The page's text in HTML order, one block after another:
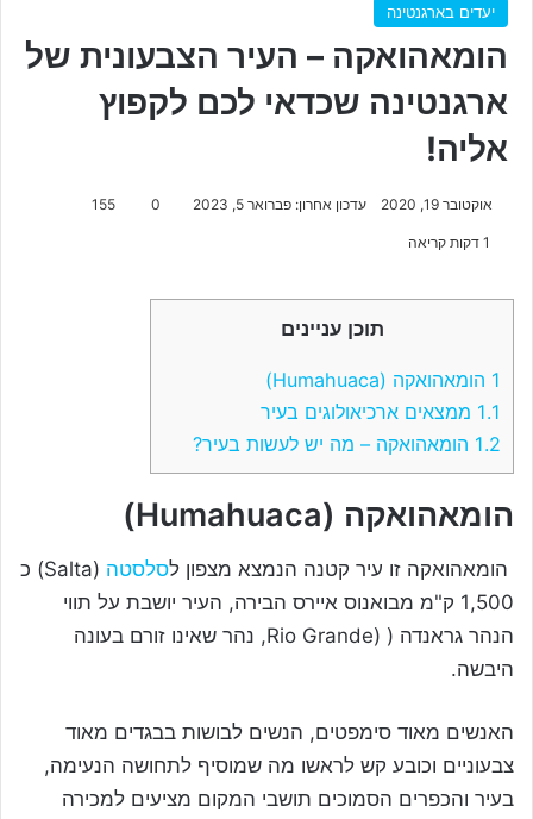
יעדים בארגנטינה
הומאהואקה – העיר הצבעונית של
ארגנטינה שכדאי לכם לקפוץ
אליה!
אוקטובר 19, 2020 עדכון אחרון: פברואר 5, 2023 0
155
תוכן עניינים
1 הומאהואקה (Humahuaca)
1.1 ממצאים ארכיאולוגים בעיר
1.2 הומאהואקה – מה יש לעשות בעיר?
הומאהואקה (Humahuaca)
הומאהואקה זו עיר קטנה הנמצא מצפון לסלסטה
(Salta) כ
1,500 ק"מ מבואנוס איירס הבירה, העיר יושבת על תווי
הנהר גראנדה ( (Rio Grande, נהר שאינו זורם בעונה
היבשה.
האנשים מאוד סימפטים, הנשים לבושות בבגדים מאוד
צבעוניים וכובע קש לראשו מה שמוסיף לתחושה הנעימה,
בעיר והכפרים הסמוכים תושבי המקום מציעים למכירה